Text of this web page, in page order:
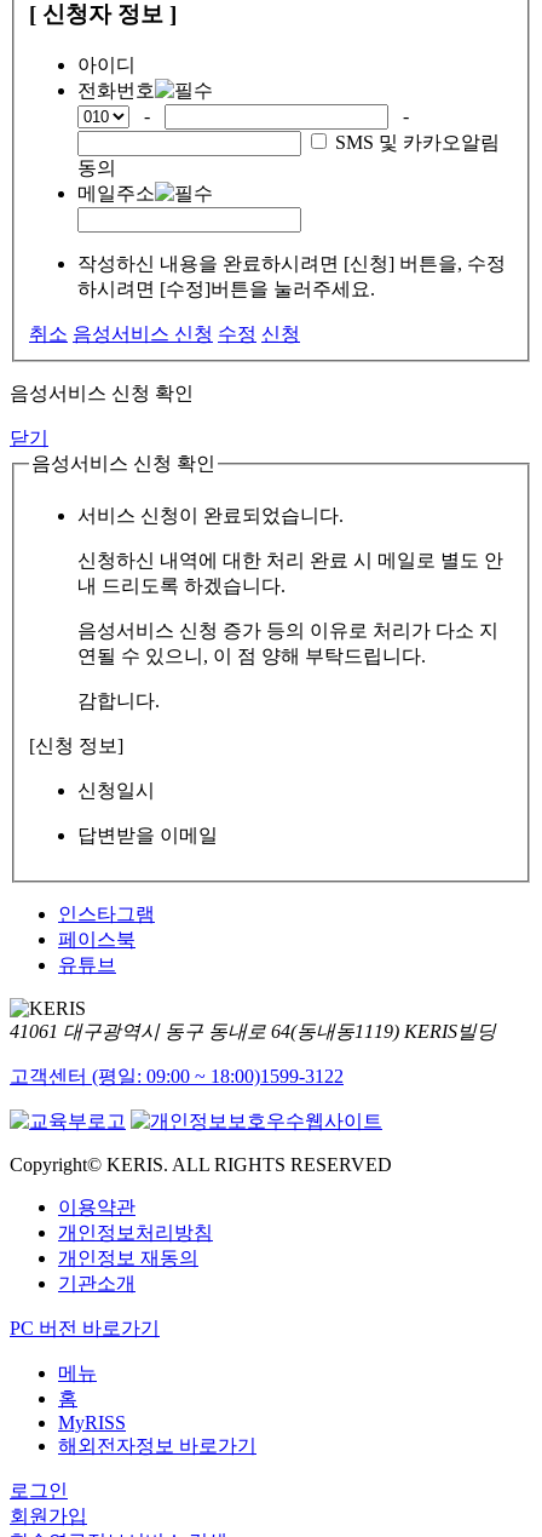
[ 신청자 정보 ]
아이디
전화번호
-
-
SMS 및 카카오알림
동의
메일주소
작성하신 내용을 완료하시려면 [신청] 버튼을, 수정
하시려면 [수정]버튼을 눌러주세요.
취소 음성서비스 신청 수정 신청
음성서비스 신청 확인
닫기
음성서비스 신청 확인
서비스 신청이 완료되었습니다.
신청하신 내역에 대한 처리 완료 시 메일로 별도 안
내 드리도록 하겠습니다.
음성서비스 신청 증가 등의 이유로 처리가 다소 지
연될 수 있으니, 이 점 양해 부탁드립니다.
감합니다.
[신청 정보]
신청일시
답변받을 이메일
인스타그램
페이스북
유튜브
41061 대구광역시 동구 동내로 64(동내동1119) KERIS빌딩
고객센터 (평일: 09:00 ~ 18:00)1599-3122
Copyright© KERIS. ALL RIGHTS RESERVED
이용약관
개인정보처리방침
개인정보 재동의
기관소개
PC 버전 바로가기
메뉴
홈
MyRISS
해외전자정보 바로가기
로그인
회원가입